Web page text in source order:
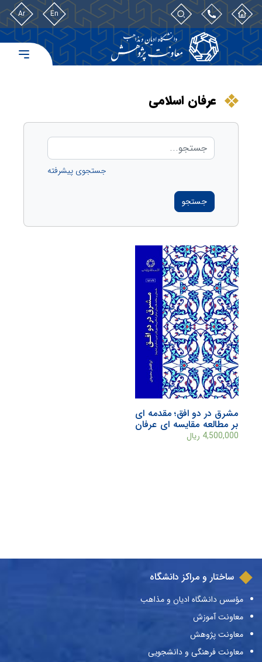
En
Ar
عرفان اسلامی
جستجوی پیشرفته
جستجو
مشرق در دو افق؛ مقدمه ای
بر مطالعه مقایسه ای عرفان
اسلامی و هندویی (ابن
4,500,000 ریال
ساختار و مراکز دانشگاه
مؤسس دانشگاه ادیان و مذاهب
معاونت آموزش
معاونت پژوهش
معاونت فرهنگی و دانشجویی